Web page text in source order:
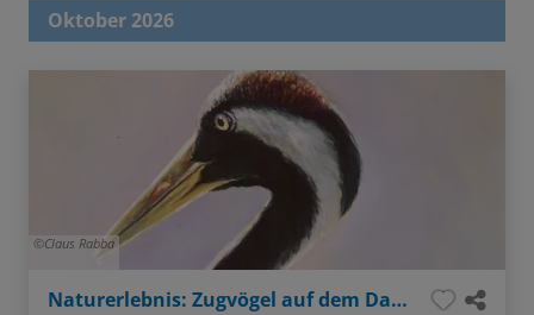
Oktober 2026
Claus Rabba
Naturerlebnis: Zugvögel auf dem Darß